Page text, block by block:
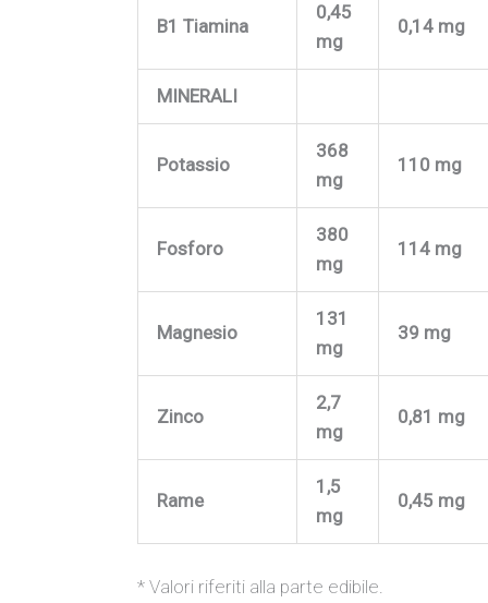
B1 Tiamina
0,45
mg
0,14 mg
MINERALI
Potassio
368
mg
110 mg
Fosforo
380
mg
114 mg
Magnesio
131
mg
39 mg
Zinco
2,7
mg
0,81 mg
Rame
1,5
mg
0,45 mg
* Valori riferiti alla parte edibile.